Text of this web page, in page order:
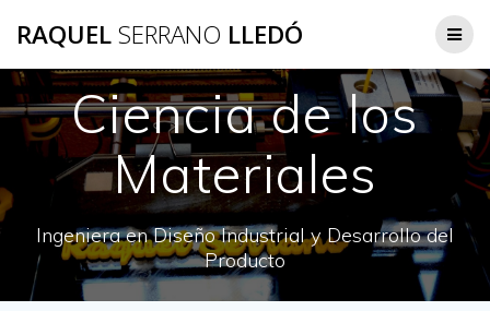
al
RAQUELSERRANO LLEDÓ
Ciencia de los
Materiales
Ingeniera en Diseño Industrial y Desarrollo del
Producto